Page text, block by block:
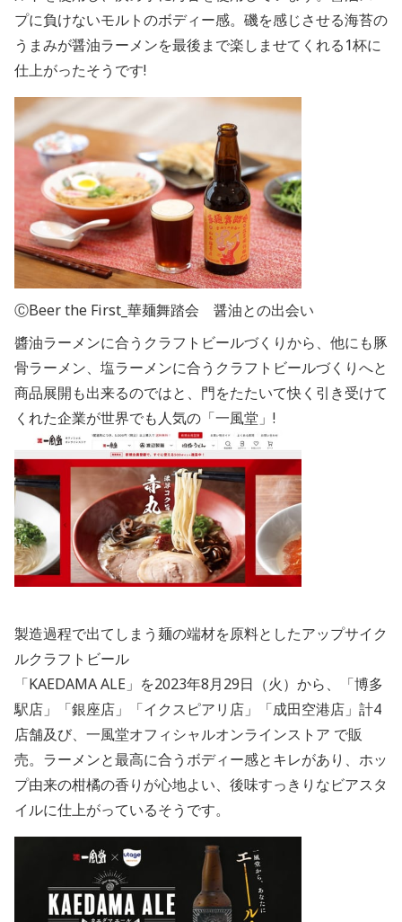
プに負けないモルトのボディー感。磯を感じさせる海苔の
うまみが醤油ラーメンを最後まで楽しませてくれる1杯に
仕上がったそうです!
ⒸBeer the First_華麺舞踏会 醤油との出会い
醬油ラーメンに合うクラフトビールづくりから、他にも豚
骨ラーメン、塩ラーメンに合うクラフトビールづくりへと
商品展開も出来るのではと、門をたたいて快く引き受けて
くれた企業が世界でも人気の「一風堂」!
製造過程で出てしまう麺の端材を原料としたアップサイク
ルクラフトビール
「KAEDAMA ALE」を2023年8月29日（火）から、「博多
駅店」「銀座店」「イクスピアリ店」「成田空港店」計4
店舗及び、一風堂オフィシャルオンラインストア で販
売。ラーメンと最高に合うボディー感とキレがあり、ホッ
プ由来の柑橘の香りが心地よい、後味すっきりなビアスタ
イルに仕上がっているそうです。